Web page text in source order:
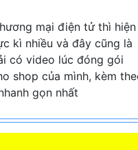
mại điện tử thì hiện
kì nhiều và đây cũng là
có video lúc đóng gói
shop của mình, kèm
gọn nhất